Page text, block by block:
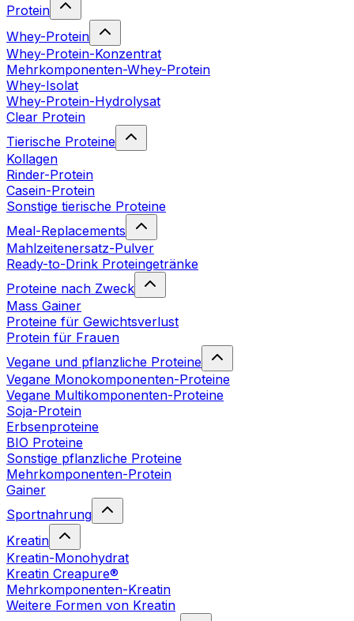
Protein
Whey-Protein
Whey-Protein-Konzentrat
Mehrkomponenten-Whey-Protein
Whey-Isolat
Whey-Protein-Hydrolysat
Clear Protein
Tierische Proteine
Kollagen
Rinder-Protein
Casein-Protein
Sonstige tierische Proteine
Meal-Replacements
Mahlzeitenersatz-Pulver
Ready-to-Drink Proteingetränke
Proteine nach Zweck
Mass Gainer
Proteine für Gewichtsverlust
Protein für Frauen
Vegane und pflanzliche Proteine
Vegane Monokomponenten-Proteine
Vegane Multikomponenten-Proteine
Soja-Protein
Erbsenproteine
BIO Proteine
Sonstige pflanzliche Proteine
Mehrkomponenten-Protein
Gainer
Sportnahrung
Kreatin
Kreatin-Monohydrat
Kreatin Creapure®
Mehrkomponenten-Kreatin
Weitere Formen von Kreatin